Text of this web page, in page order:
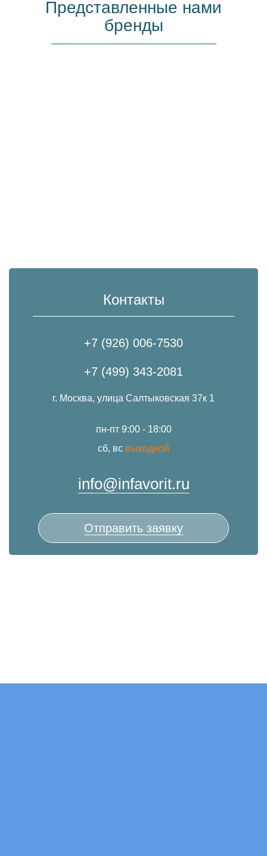
Представленные нами
бренды
Контакты
+7 (926) 006-7530
+7 (499) 343-2081
г. Москва, улица Салтыковская 37к 1
пн-пт 9:00 - 18:00
сб, вс выходной
info@infavorit.ru
Отправить заявку